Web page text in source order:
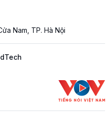
Nam, TP. Hà Nội